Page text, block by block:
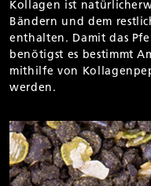
Kollagen ist
Bändern und dem
enthalten. Damit das
benötigst es bestimmt
mithilfe von
werden.